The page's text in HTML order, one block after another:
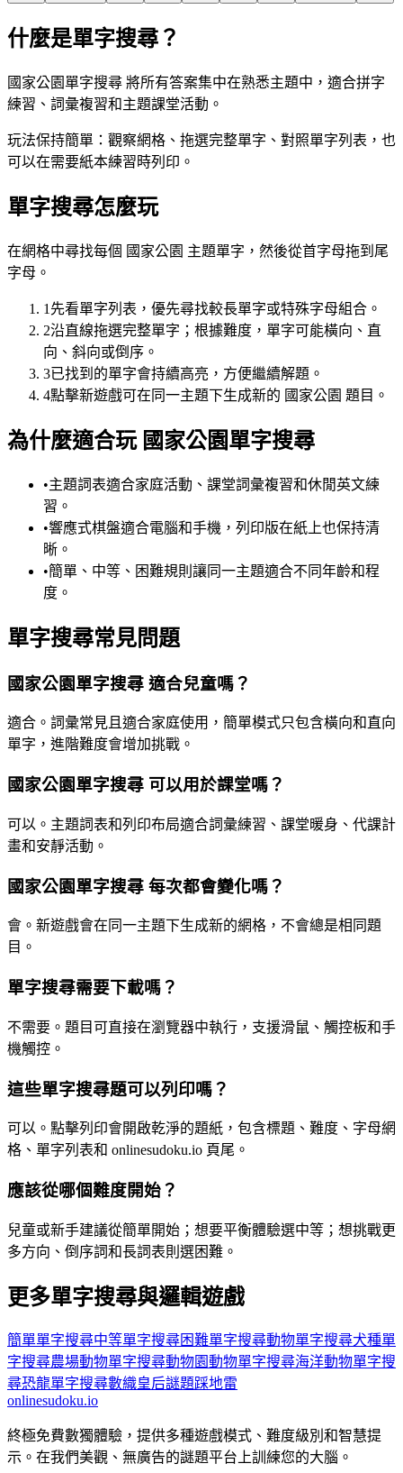
什麼是單字搜尋？
國家公園單字搜尋 將所有答案集中在熟悉主題中，適合拼字
練習、詞彙複習和主題課堂活動。
玩法保持簡單：觀察網格、拖選完整單字、對照單字列表，也
可以在需要紙本練習時列印。
單字搜尋怎麼玩
在網格中尋找每個 國家公園 主題單字，然後從首字母拖到尾
字母。
1 先看單字列表，優先尋找較長單字或特殊字母組合。
2沿直線拖選完整單字；根據難度，單字可能橫向、直
向、斜向或倒序。
3已找到的單字會持續高亮，方便繼續解題。
4點擊新遊戲可在同一主題下生成新的 國家公園 題目。
為什麼適合玩 國家公園單字搜尋
•主題詞表適合家庭活動、課堂詞彙複習和休閒英文練
習。
•響應式棋盤適合電腦和手機，列印版在紙上也保持清
晰。
•簡單、中等、困難規則讓同一主題適合不同年齡和程
度。
單字搜尋常見問題
國家公園單字搜尋 適合兒童嗎？
適合。詞彙常見且適合家庭使用，簡單模式只包含橫向和直向
單字，進階難度會增加挑戰。
國家公園單字搜尋 可以用於課堂嗎？
可以。主題詞表和列印布局適合詞彙練習、課堂暖身、代課計
畫和安靜活動。
國家公園單字搜尋 每次都會變化嗎？
會。新遊戲會在同一主題下生成新的網格，不會總是相同題
目。
單字搜尋需要下載嗎？
不需要。題目可直接在瀏覽器中執行，支援滑鼠、觸控板和手
機觸控。
這些單字搜尋題可以列印嗎？
可以。點擊列印會開啟乾淨的題紙，包含標題、難度、字母網
格、單字列表和 onlinesudoku.io 頁尾。
應該從哪個難度開始？
兒童或新手建議從簡單開始；想要平衡體驗選中等；想挑戰更
多方向、倒序詞和長詞表則選困難。
更多單字搜尋與邏輯遊戲
簡單單字搜尋中等單字搜尋困難單字搜尋動物單字搜尋犬種單
字搜尋農場動物單字搜尋動物園動物單字搜尋海洋動物單字搜
尋恐龍單字搜尋數織皇后謎題踩地雷
onlinesudoku.io
終極免費數獨體驗，提供多種遊戲模式、難度級別和智慧提
示。在我們美觀、無廣告的謎題平台上訓練您的大腦。